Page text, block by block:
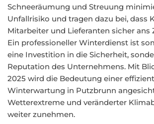
Schneeräumung und Streuung
Unfallrisiko und tragen dazu bei, dass
Mitarbeiter und Lieferanten sicher ans
Ein professioneller Winterdienst ist
eine Investition in die Sicherheit,
Reputation des Unternehmens. Mit
2025 wird die Bedeutung einer
Winterwartung in Putzbrunn
Wetterextreme und veränderter
weiter zunehmen.